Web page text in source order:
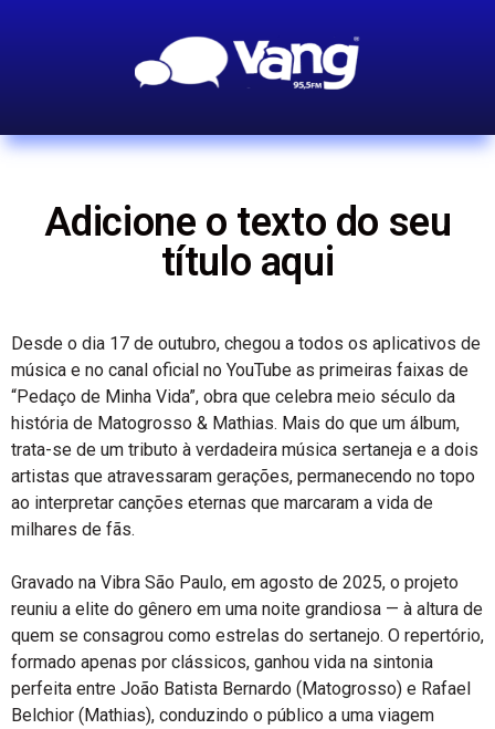
Adicione o texto do seu
título aqui
Desde o dia 17 de outubro, chegou a todos os aplicativos de
música e no canal oficial no YouTube as primeiras faixas de
“Pedaço de Minha Vida”, obra que celebra meio século da
história de Matogrosso & Mathias. Mais do que um álbum,
trata-se de um tributo à verdadeira música sertaneja e a dois
artistas que atravessaram gerações, permanecendo no topo
ao interpretar canções eternas que marcaram a vida de
milhares de fãs.
Gravado na Vibra São Paulo, em agosto de 2025, o projeto
reuniu a elite do gênero em uma noite grandiosa — à altura de
quem se consagrou como estrelas do sertanejo. O repertório,
formado apenas por clássicos, ganhou vida na sintonia
perfeita entre João Batista Bernardo (Matogrosso) e Rafael
Belchior (Mathias), conduzindo o público a uma viagem